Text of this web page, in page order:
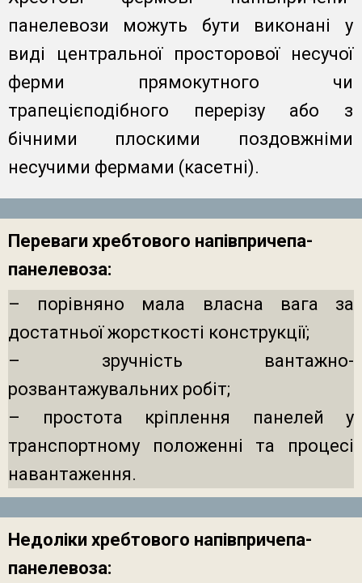
панелевози можуть бути виконані у
виді центральної просторової несучої
ферми прямокутного чи
трапецієподібного перерізу або з
бічними плоскими поздовжніми
несучими фермами (касетні).
Переваги хребтового напівпричепа-
панелевоза:
– порівняно мала власна вага за
достатньої жорсткості конструкції;
– зручність вантажно-
розвантажувальних робіт;
– простота кріплення панелей у
транспортному положенні та процесі
навантаження.
Недоліки хребтового напівпричепа-
панелевоза: